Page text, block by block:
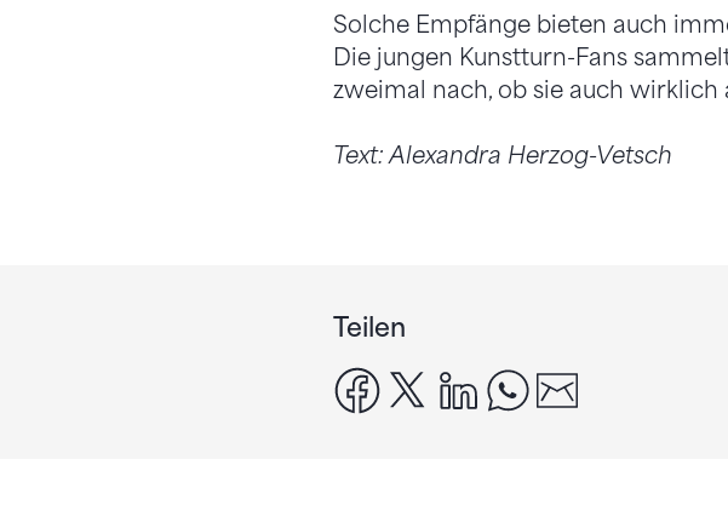
Solche Empfänge bieten auch
Die jungen Kunstturn-Fans
zweimal nach, ob sie auch wirklich
Text: Alexandra Herzog-Vetsch
Teilen
facebook
x linkedinwhatsapp